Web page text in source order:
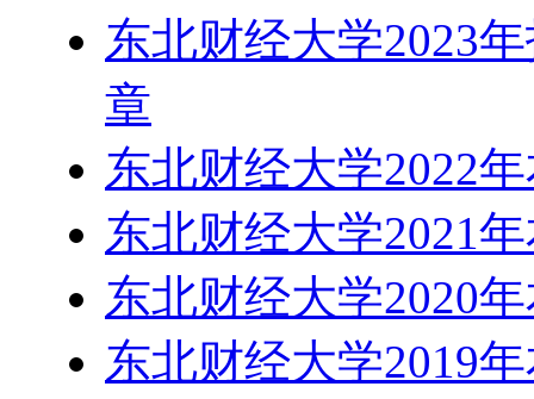
东北财经大学2023
章
东北财经大学2022
东北财经大学2021
东北财经大学2020
东北财经大学2019